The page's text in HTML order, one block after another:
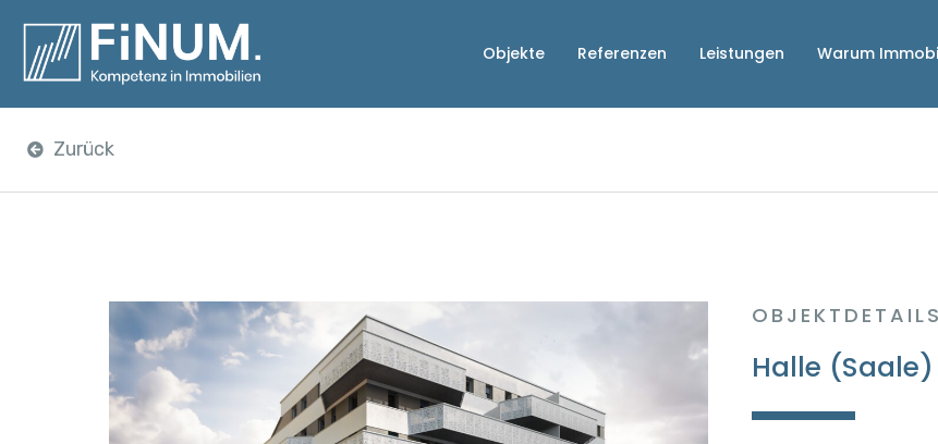
Objekte Referenzen Leistungen Warum
Zurück
OBJEKTDETAILS
Halle (Saale)